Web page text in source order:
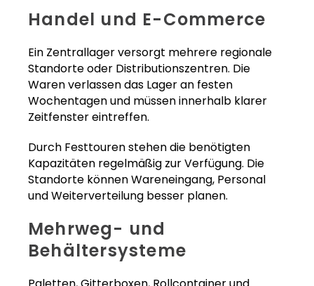
Handel und E-Commerce
Ein Zentrallager versorgt mehrere regionale
Standorte oder Distributionszentren. Die
Waren verlassen das Lager an festen
Wochentagen und müssen innerhalb klarer
Zeitfenster eintreffen.
Durch Festtouren stehen die benötigten
Kapazitäten regelmäßig zur Verfügung. Die
Standorte können Wareneingang, Personal
und Weiterverteilung besser planen.
Mehrweg- und
Behältersysteme